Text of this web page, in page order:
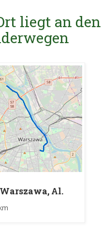
liegt an den
Warszawa, Al.
Ujazdowskie -
Warszawa, Lasek